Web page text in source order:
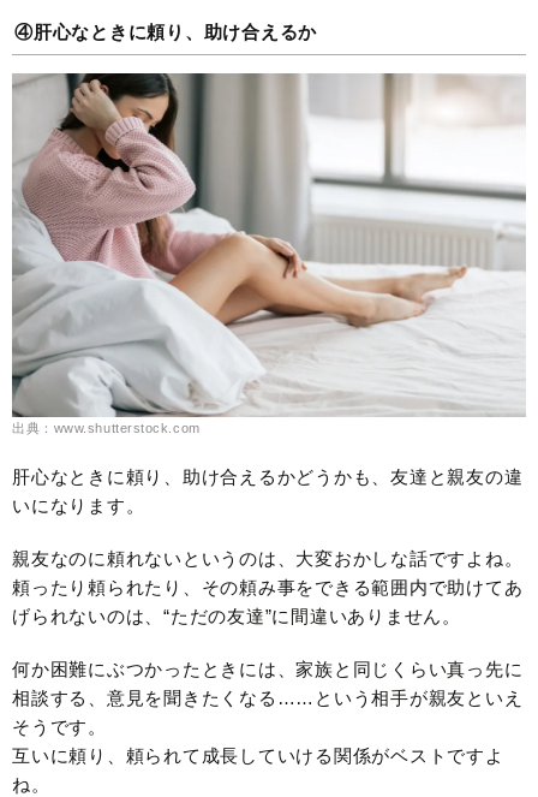
④肝心なときに頼り、助け合えるか
出典：www.shutterstock.com
肝心なときに頼り、助け合えるかどうかも、友達と親友の違
いになります。
親友なのに頼れないというのは、大変おかしな話ですよね。
頼ったり頼られたり、その頼み事をできる範囲内で助けてあ
げられないのは、“ただの友達”に間違いありません。
何か困難にぶつかったときには、家族と同じくらい真っ先に
相談する、意見を聞きたくなる……という相手が親友といえ
そうです。
互いに頼り、頼られて成長していける関係がベストですよ
ね。